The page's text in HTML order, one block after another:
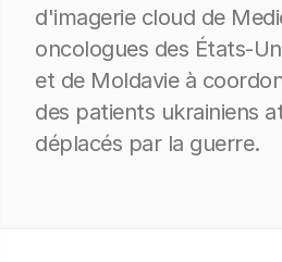
d'imagerie cloud de
oncologues des États-
et de Moldavie à
des patients ukrainiens
déplacés par la guerre.